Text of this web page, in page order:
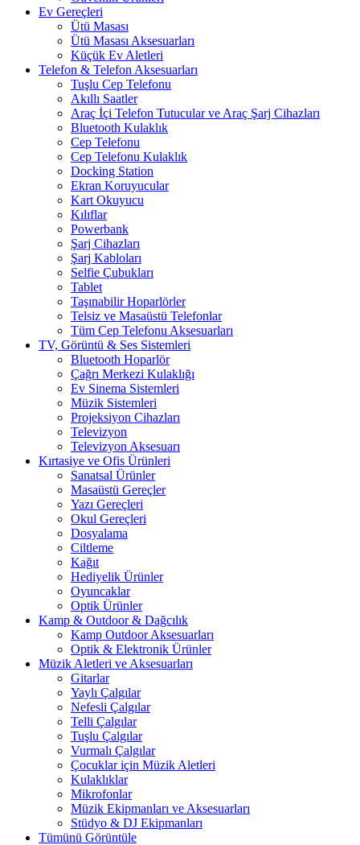
Ev Gereçleri
Ütü Masası
Ütü Masası Aksesuarları
Küçük Ev Aletleri
Telefon & Telefon Aksesuarları
Tuşlu Cep Telefonu
Akıllı Saatler
Araç İçi Telefon Tutucular ve Araç Şarj Cihazları
Bluetooth Kulaklık
Cep Telefonu
Cep Telefonu Kulaklık
Docking Station
Ekran Koruyucular
Kart Okuyucu
Kılıflar
Powerbank
Şarj Cihazları
Şarj Kabloları
Selfie Çubukları
Tablet
Taşınabilir Hoparlörler
Telsiz ve Masaüstü Telefonlar
Tüm Cep Telefonu Aksesuarları
TV, Görüntü & Ses Sistemleri
Bluetooth Hoparlör
Çağrı Merkezi Kulaklığı
Ev Sinema Sistemleri
Müzik Sistemleri
Projeksiyon Cihazları
Televizyon
Televizyon Aksesuarı
Kırtasiye ve Ofis Ürünleri
Sanatsal Ürünler
Masaüstü Gereçler
Yazı Gereçleri
Okul Gereçleri
Dosyalama
Ciltleme
Kağıt
Hediyelik Ürünler
Oyuncaklar
Optik Ürünler
Kamp & Outdoor & Dağcılık
Kamp Outdoor Aksesuarları
Optik & Elektronik Ürünler
Müzik Aletleri ve Aksesuarları
Gitarlar
Yaylı Çalgılar
Nefesli Çalgılar
Telli Çalgılar
Tuşlu Çalgılar
Vurmalı Çalgılar
Çocuklar için Müzik Aletleri
Kulaklıklar
Mikrofonlar
Müzik Ekipmanları ve Aksesuarları
Stüdyo & DJ Ekipmanları
Tümünü Görüntüle